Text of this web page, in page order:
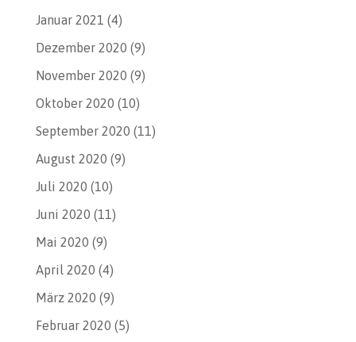
Januar 2021 (4)
Dezember 2020 (9)
November 2020 (9)
Oktober 2020 (10)
September 2020 (11)
August 2020 (9)
Juli 2020 (10)
Juni 2020 (11)
Mai 2020 (9)
April 2020 (4)
März 2020 (9)
Februar 2020 (5)